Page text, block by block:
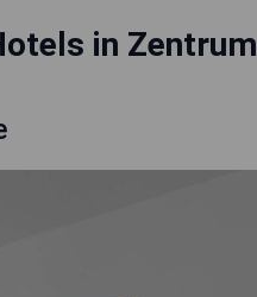
in Zentrum